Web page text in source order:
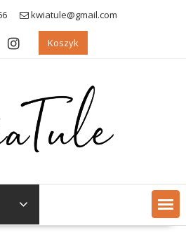
kwiatule@gmail.com
Koszyk